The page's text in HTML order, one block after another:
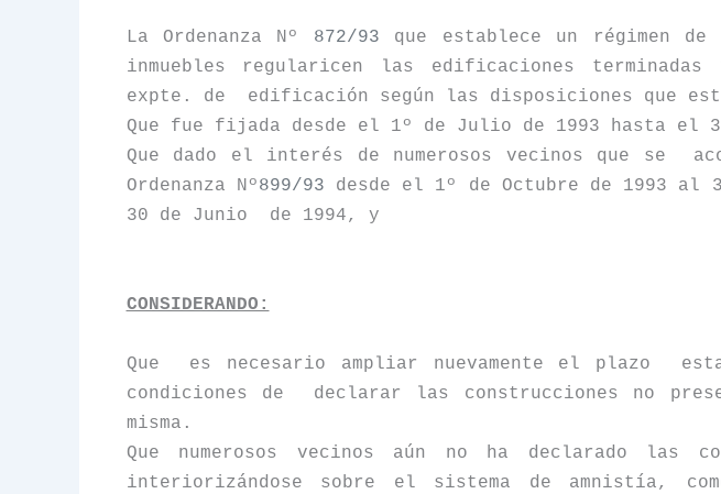
La Ordenanza Nº 872/93 que establece un régimen de
inmuebles regularicen las edificaciones
expte. de
edificación según las disposiciones que
Que fue fijada desde el 1º de Julio de 1993 hasta el
Que dado el interés de numerosos vecinos que se
Ordenanza Nº899/93 desde el 1º de Octubre de 1993 al
30 de Junio
de 1994, y
CONSIDERANDO:
Que es necesario ampliar nuevamente el plazo
condiciones de
declarar las construcciones no
misma.
Que numerosos vecinos aún no ha declarado las
interiorizándose sobre el sistema de amnistía,